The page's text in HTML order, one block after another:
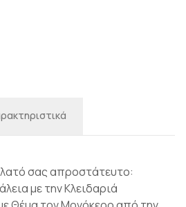
σας απροστάτευτο:
με την Κλειδαριά